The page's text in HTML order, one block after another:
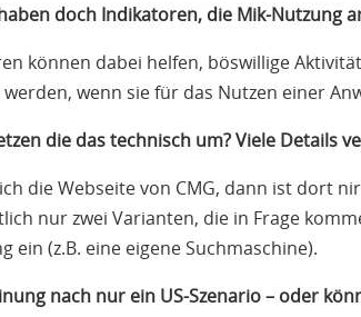
doch Indikatoren, die Mik-Nutzung
können dabei helfen, böswillige
wenn sie für das Nutzen einer
die das technisch um? Viele Details
die Webseite von CMG, dann ist dort
nur zwei Varianten, die in Frage
ein (z.B. eine eigene Suchmaschine).
nach nur ein US-Szenario – oder